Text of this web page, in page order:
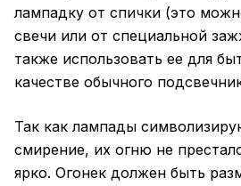
лампадку от спички (это
свечи или от специальной
также использовать ее для
качестве обычного
Так каклампады
смирение, их огню не
ярко. Огонек должен быть